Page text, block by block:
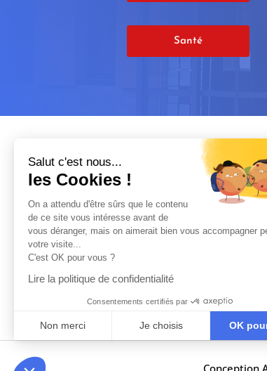
Salut c'est nous...
les Cookies !
On a attendu d'être sûrs que le contenu
de ce site vous intéresse avant de
vous déranger, mais on aimerait bien vous accompagner
votre visite...
C'est OK pour vous ?
Lire la politique de confidentialité
Consentements certifiés par
Non merci Je choisis OK
Santé
Conception